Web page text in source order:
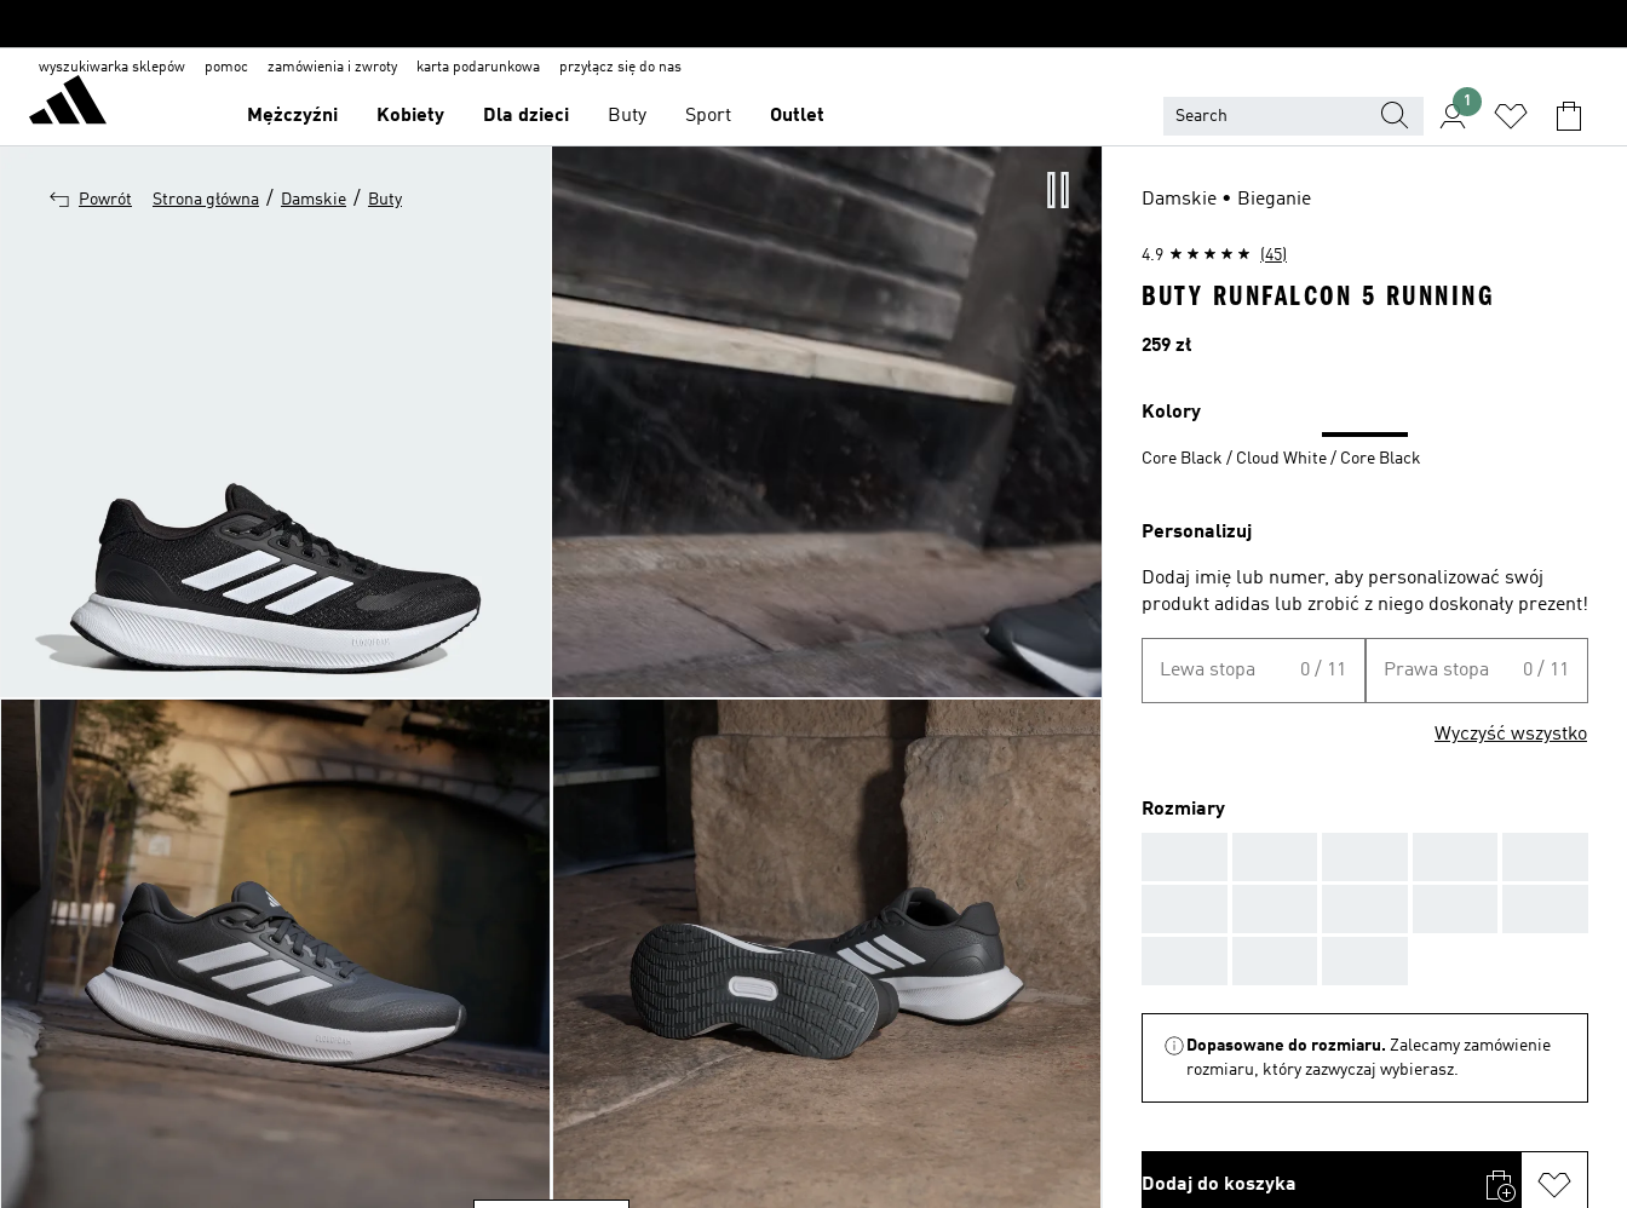
wyszukiwarka sklepów pomoc zamówienia i zwroty karta podarunkowa przyłącz się do nas
Mężczyźni Kobiety Dla dzieci Buty Sport Outlet
1
Powrót Strona główna / Damskie / Buty Damskie • Bieganie
4.9 (45)
BUTY RUNFALCON 5 RUNNING
Cena
259 zł
Kolory
Core Black / Cloud White / Core Black
Personalizuj
Dodaj imię lub numer, aby personalizować swój
produkt adidas lub zrobić z niego doskonały prezent!
Lewa stopa 0 / 11 Prawa stopa 0 / 11
Wyczyść wszystko
Rozmiary
Dopasowane do rozmiaru. Zalecamy zamówienie
rozmiaru, który zazwyczaj wybierasz.
Dodaj do koszyka